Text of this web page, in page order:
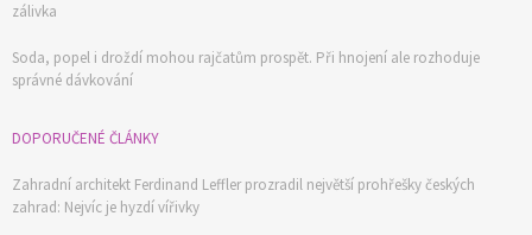
zálivka
Soda, popel i droždí mohou rajčatům prospět. Při hnojení ale rozhoduje
správné dávkování
DOPORUČENÉ ČLÁNKY
Zahradní architekt Ferdinand Leffler prozradil největší prohřešky českých
zahrad: Nejvíc je hyzdí vířivky